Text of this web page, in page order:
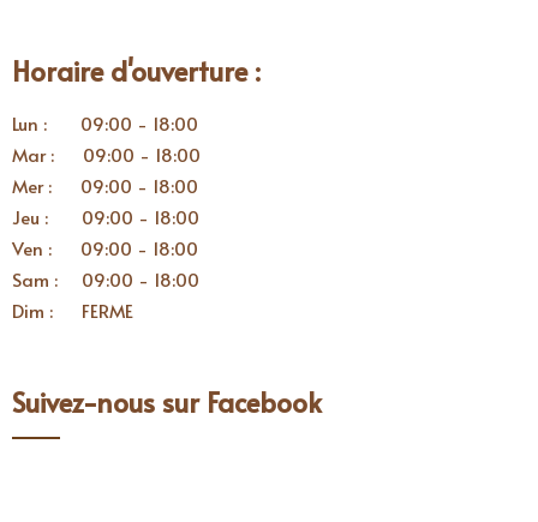
Horaire d'ouverture :
Lun : 09:00 - 18:00
Mar : 09:00 - 18:00
Mer : 09:00 - 18:00
Jeu : 09:00 - 18:00
Ven : 09:00 - 18:00
Sam : 09:00 - 18:00
Dim : FERME
Suivez-nous sur Facebook